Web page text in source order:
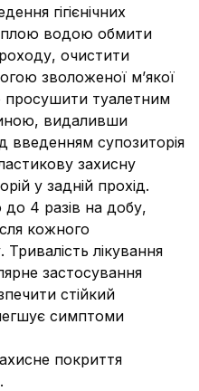
гігієнічних
водою обмити
очистити
зволоженої м’якої
просушити туалетним
видаливши
введенням супозиторія
захисну
у задній прохід.
4 разів на добу,
кожного
лікування
застосування
стійкий
симптоми
покриття